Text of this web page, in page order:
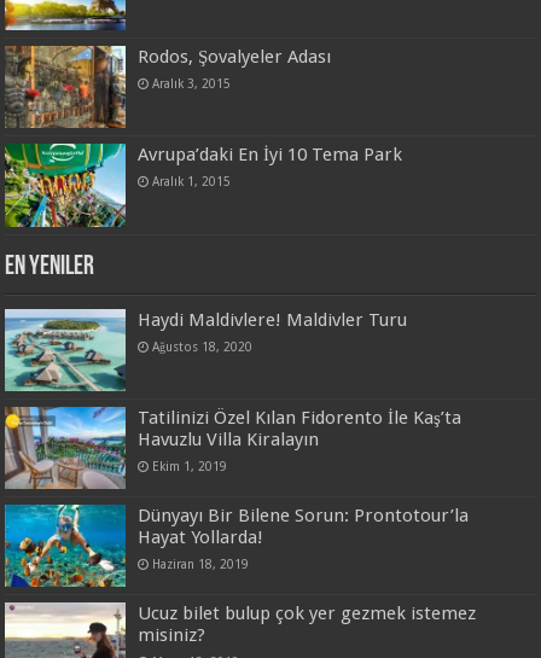
Rodos, Şovalyeler Adası
Aralık 3, 2015
Avrupa’daki En İyi 10 Tema Park
Aralık 1, 2015
En Yeniler
Haydi Maldivlere! Maldivler Turu
Ağustos 18, 2020
Tatilinizi Özel Kılan Fidorento İle Kaş’ta
Havuzlu Villa Kiralayın
Ekim 1, 2019
Dünyayı Bir Bilene Sorun: Prontotour’la
Hayat Yollarda!
Haziran 18, 2019
Ucuz bilet bulup çok yer gezmek istemez
misiniz?